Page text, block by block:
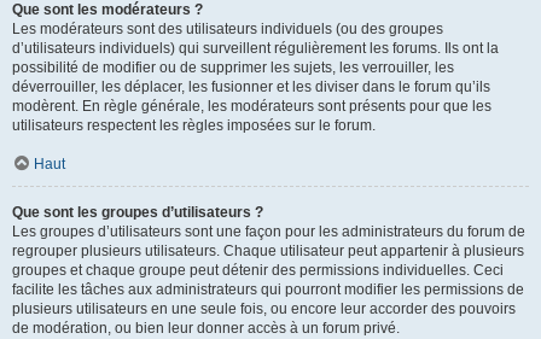
Que sont les modérateurs ?
Les modérateurs sont des utilisateurs individuels (ou des groupes
d’utilisateurs individuels) qui surveillent régulièrement les forums. Ils ont la
possibilité de modifier ou de supprimer les sujets, les verrouiller, les
déverrouiller, les déplacer, les fusionner et les diviser dans le forum qu’ils
modèrent. En règle générale, les modérateurs sont présents pour que les
utilisateurs respectent les règles imposées sur le forum.
Haut
Que sont les groupes d’utilisateurs ?
Les groupes d’utilisateurs sont une façon pour les administrateurs du forum de
regrouper plusieurs utilisateurs. Chaque utilisateur peut appartenir à plusieurs
groupes et chaque groupe peut détenir des permissions individuelles. Ceci
facilite les tâches aux administrateurs qui pourront modifier les permissions de
plusieurs utilisateurs en une seule fois, ou encore leur accorder des pouvoirs
de modération, ou bien leur donner accès à un forum privé.